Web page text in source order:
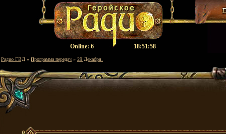
Оnline:6 18:51:58
Радио ГВД » Программа передач » 29 Декабря.